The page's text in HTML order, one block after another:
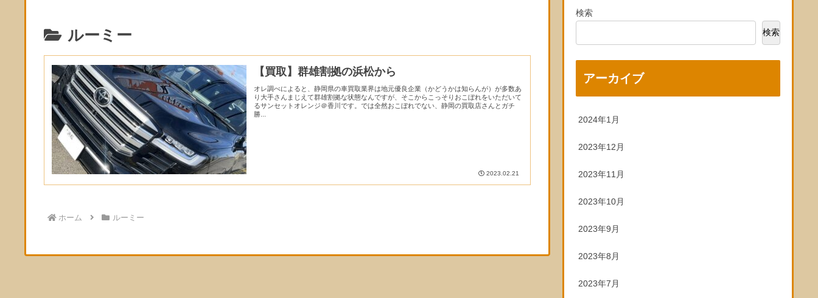
ルーミー
【買取】群雄割拠の浜松から
オレ調べによると、静岡県の車買取業界は地元優良企業（かどうかは知らんが）が多数あ
り大手さんまじえて群雄割拠な状態なんですが、そこからこっそりおこぼれをいただいて
るサンセットオレンジ＠香川です。では全然おこぼれでない、静岡の買取店さんとガチ
勝...
2023.02.21
ホーム ルーミー
検索
検索
アーカイブ
2024年1月
2023年12月
2023年11月
2023年10月
2023年9月
2023年8月
2023年7月